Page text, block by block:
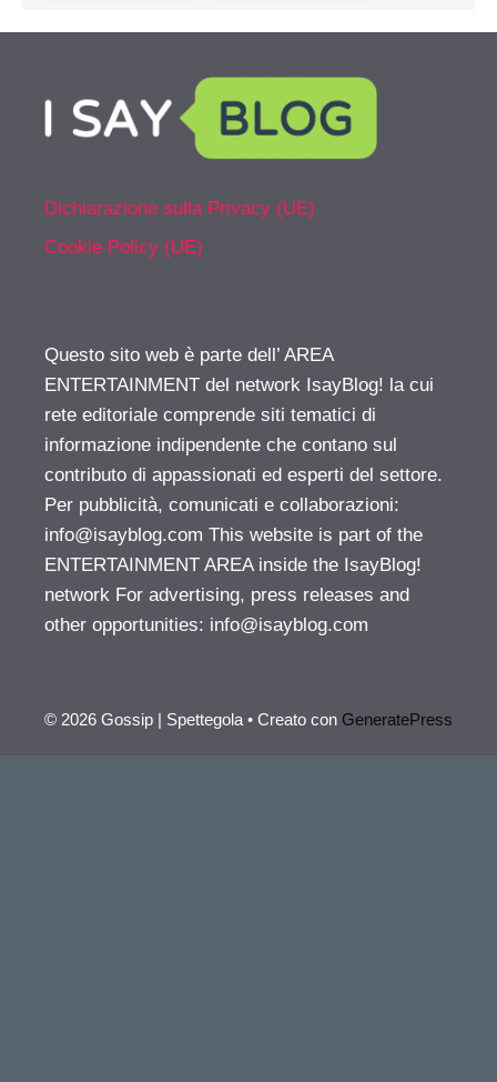
Dichiarazione sulla Privacy (UE)
Cookie Policy (UE)
Questo sito web è parte dell’ AREA
ENTERTAINMENT del network IsayBlog! la cui
rete editoriale comprende siti tematici di
informazione indipendente che contano sul
contributo di appassionati ed esperti del settore.
Per pubblicità, comunicati e collaborazioni:
info@isayblog.com This website is part of the
ENTERTAINMENT AREA inside the IsayBlog!
network For advertising, press releases and
other opportunities: info@isayblog.com
© 2026 Gossip | Spettegola • Creato con GeneratePress